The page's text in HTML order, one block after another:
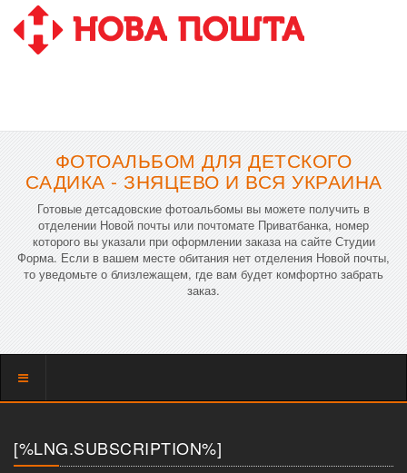
ФОТОАЛЬБОМ ДЛЯ ДЕТСКОГО
САДИКА - ЗНЯЦЕВО И ВСЯ УКРАИНА
Готовые детсадовские фотоальбомы вы можете получить в
отделении Новой почты или почтомате Приватбанка, номер
которого вы указали при оформлении заказа на сайте Студии
Форма. Если в вашем месте обитания нет отделения Новой почты,
то уведомьте о близлежащем, где вам будет комфортно забрать
заказ.
Показать
[%LNG.SUBSCRIPTION%]